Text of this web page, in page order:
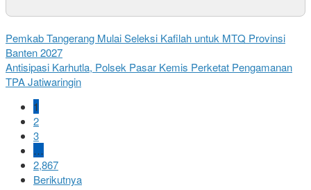
Pemkab Tangerang Mulai Seleksi Kafilah untuk MTQ Provinsi
Banten 2027
Antisipasi Karhutla, Polsek Pasar Kemis Perketat Pengamanan
TPA Jatiwaringin
1
2
3
…
2,867
Berikutnya